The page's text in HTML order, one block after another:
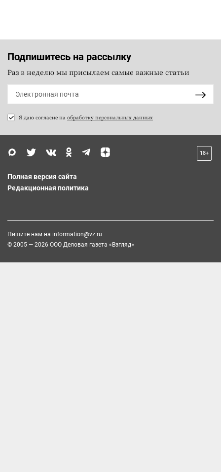
Подпишитесь на рассылку
Раз в неделю мы присылаем самые важные статьи
Я даю согласие на обработку персональных данных
18+
Полная версия сайта
Редакционная политика
Пишите нам на information@vz.ru
© 2005 — 2026 ООО Деловая газета «Взгляд»